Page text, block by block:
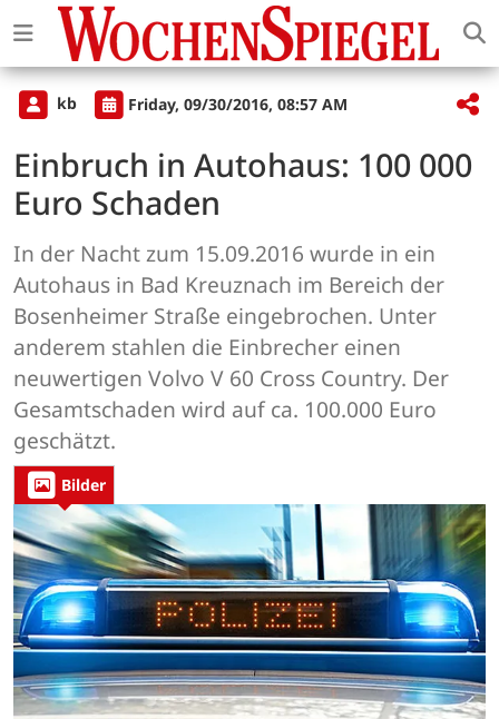
kb Friday, 09/30/2016, 08:57 AM
Einbruch in Autohaus: 100 000
Euro Schaden
In der Nacht zum 15.09.2016 wurde in ein
Autohaus in Bad Kreuznach im Bereich der
Bosenheimer Straße eingebrochen. Unter
anderem stahlen die Einbrecher einen
neuwertigen Volvo V 60 Cross Country. Der
Gesamtschaden wird auf ca. 100.000 Euro
geschätzt.
Bilder